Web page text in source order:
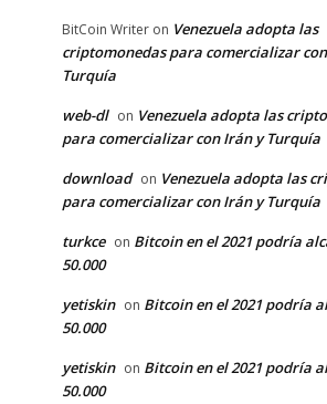
BitCoin Writer on Venezuela adopta las
criptomonedas para comercializar
Turquía
web-dl on Venezuela adopta las
para comercializar con Irán y Turquía
download on Venezuela adopta las
para comercializar con Irán y Turquía
turkce on Bitcoin en el 2021 podría
50.000
yetiskin on Bitcoin en el 2021 podría
50.000
yetiskin on Bitcoin en el 2021 podría
50.000